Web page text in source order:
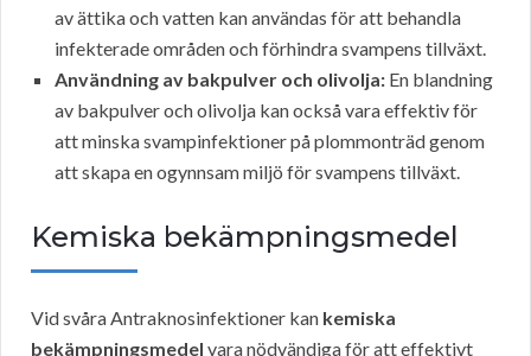
av ättika och vatten kan användas för att behandla
infekterade områden och förhindra svampens tillväxt.
Användning av bakpulver och olivolja: En blandning
av bakpulver och olivolja kan också vara effektiv för
att minska svampinfektioner på plommonträd genom
att skapa en ogynnsam miljö för svampens tillväxt.
Kemiska bekämpningsmedel
Vid svåra Antraknosinfektioner kan kemiska
bekämpningsmedel vara nödvändiga för att effektivt